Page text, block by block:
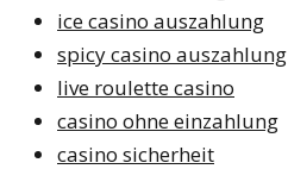
ice casino auszahlung
spicy casino auszahlung
live roulette casino
casino ohne einzahlung
casino sicherheit